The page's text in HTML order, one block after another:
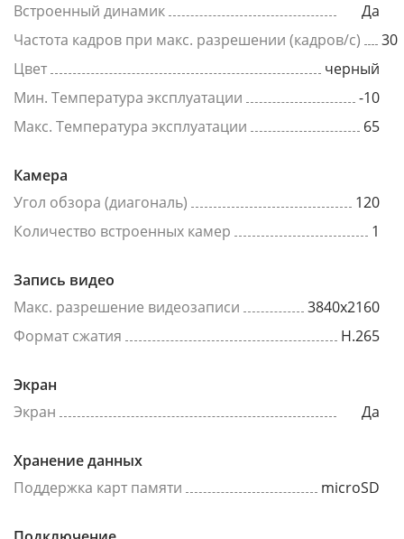
Встроенный динамик
Да
Частота кадров при макс. разрешении (кадров/с)
30
Цвет
черный
Мин. Температура эксплуатации
-10
Макс. Температура эксплуатации
65
Камера
Угол обзора (диагональ)
120
Количество встроенных камер
1
Запись видео
Макс. разрешение видеозаписи
3840x2160
Формат сжатия
H.265
Экран
Экран
Да
Хранение данных
Поддержка карт памяти
microSD